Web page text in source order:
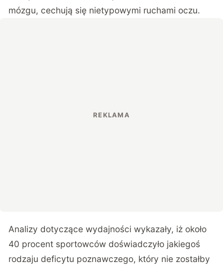
mózgu, cechują się nietypowymi ruchami oczu.
Analizy dotyczące wydajności wykazały, iż około
40 procent sportowców doświadczyło jakiegoś
rodzaju deficytu poznawczego, który nie zostałby